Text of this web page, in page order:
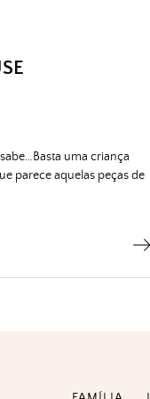
uma criança
parece aquelas peças de